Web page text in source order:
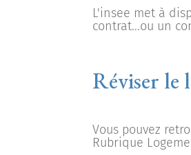
L'insee met à
contrat...ou un
Réviser
Vous pouvez
Rubrique